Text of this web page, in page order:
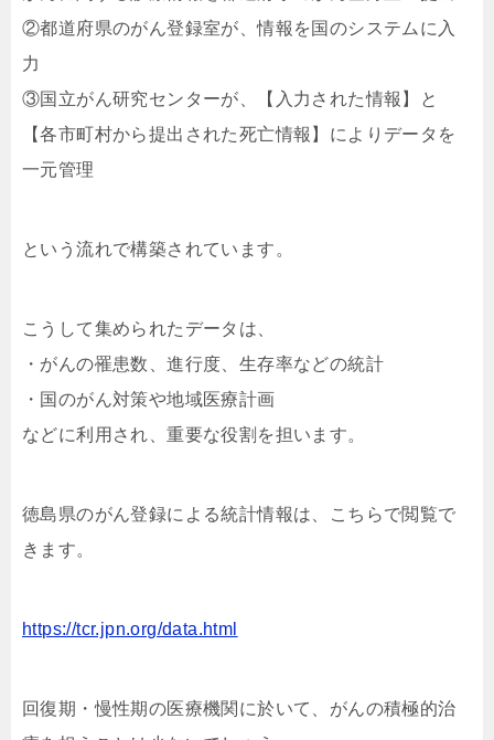
②都道府県のがん登録室が、情報を国のシステムに入
力
③国立がん研究センターが、【入力された情報】と
【各市町村から提出された死亡情報】によりデータを
一元管理
という流れで構築されています。
こうして集められたデータは、
・がんの罹患数、進行度、生存率などの統計
・国のがん対策や地域医療計画
などに利用され、重要な役割を担います。
徳島県のがん登録による統計情報は、こちらで閲覧で
きます。
https://tcr.jpn.org/data.html
回復期・慢性期の医療機関に於いて、がんの積極的治